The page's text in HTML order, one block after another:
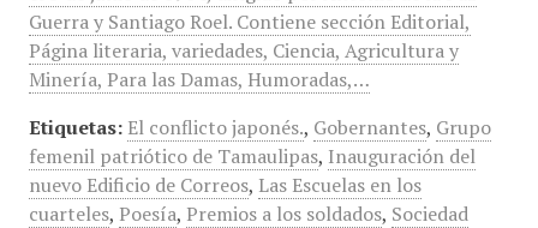
Guerra y Santiago Roel. Contiene sección Editorial,
Página literaria, variedades, Ciencia, Agricultura y
Minería, Para las Damas, Humoradas,…
Etiquetas: El conflicto japonés., Gobernantes, Grupo
femenil patriótico de Tamaulipas, Inauguración del
nuevo Edificio de Correos, Las Escuelas en los
cuarteles, Poesía, Premios a los soldados, Sociedad